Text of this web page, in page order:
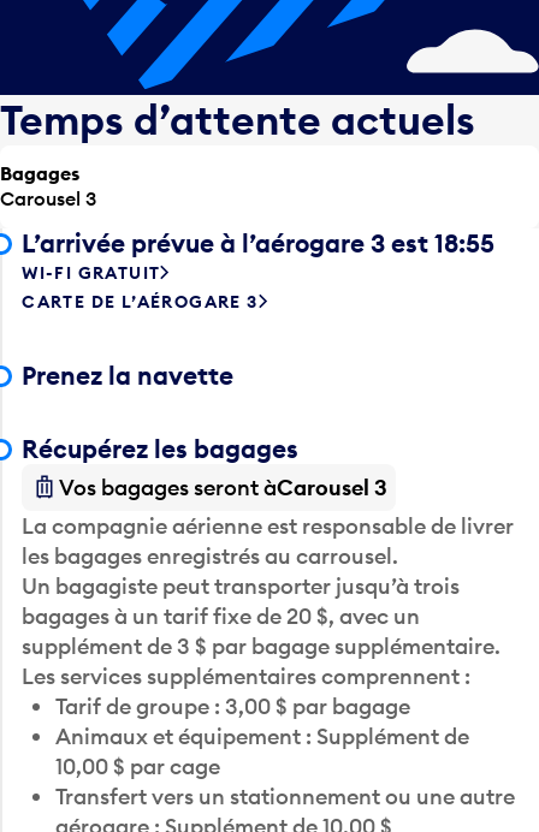
Temps d’attente actuels
Bagages
Carousel 3
L’arrivée prévue à l’aérogare 3 est 18:55
WI-FI GRATUIT
CARTE DE L’AÉROGARE 3
Prenez la navette
Récupérez les bagages
Vos bagages seront àCarousel 3
La compagnie aérienne est responsable de livrer
les bagages enregistrés au carrousel.
Un bagagiste peut transporter jusqu’à trois
bagages à un tarif fixe de 20 $, avec un
supplément de 3 $ par bagage supplémentaire.
Les services supplémentaires comprennent :
Tarif de groupe : 3,00 $ par bagage
Animaux et équipement : Supplément de
10,00 $ par cage
Transfert vers un stationnement ou une autre
aérogare : Supplément de 10,00 $